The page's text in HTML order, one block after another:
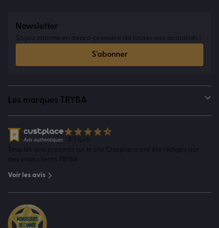
Newsletter
Soyez informé en avant-première de toutes nos actualités !
S'abonner
Les marques TRYBA
4.7 sur 5
Tous les avis présents sur le site Custplace ont été rédigés par
des vrais clients TRYBA
Voir les avis